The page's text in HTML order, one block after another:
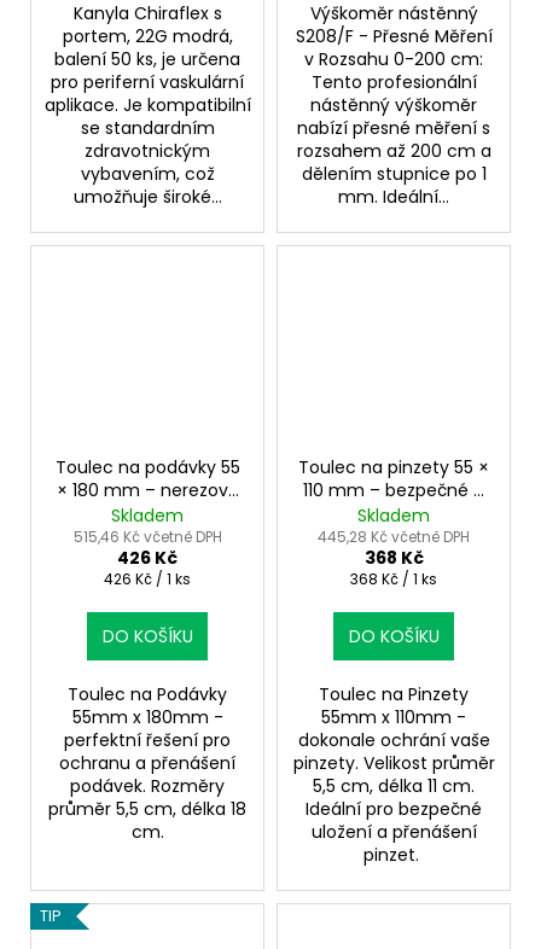
Kanyla Chiraflex s
portem, 22G modrá,
balení 50 ks, je určena
pro periferní vaskulární
aplikace. Je kompatibilní
se standardním
zdravotnickým
vybavením, což
umožňuje široké...
Výškoměr nástěnný
S208/F - Přesné Měření
v Rozsahu 0-200 cm:
Tento profesionální
nástěnný výškoměr
nabízí přesné měření s
rozsahem až 200 cm a
dělením stupnice po 1
mm. Ideální...
Toulec na podávky 55
× 180 mm – nerezová
ochrana, zdravotnické
použití
Skladem
515,46 Kč včetně DPH
426 Kč
Měrná
426 Kč / 1 ks
DO KOŠÍKU
Toulec na Podávky
55mm x 180mm -
perfektní řešení pro
ochranu a přenášení
podávek. Rozměry
průměr 5,5 cm, délka 18
cm.
Toulec na pinzety 55 ×
110 mm – bezpečné a
hygienické uložení
nástrojů
Skladem
445,28 Kč včetně DPH
368 Kč
Měrná
368 Kč / 1 ks
DO KOŠÍKU
Toulec na Pinzety
55mm x 110mm -
dokonale ochrání vaše
pinzety. Velikost průměr
5,5 cm, délka 11 cm.
Ideální pro bezpečné
uložení a přenášení
pinzet.
TIP